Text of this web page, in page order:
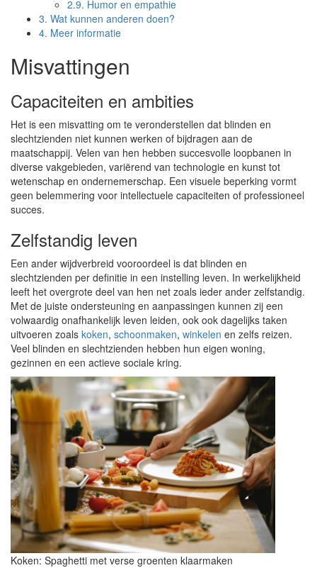
2.9. Humor en empathie
3. Wat kunnen anderen doen?
4. Meer informatie
Misvattingen
Capaciteiten en ambities
Het is een misvatting om te veronderstellen dat blinden en
slechtzienden niet kunnen werken of bijdragen aan de
maatschappij. Velen van hen hebben succesvolle loopbanen in
diverse vakgebieden, variërend van technologie en kunst tot
wetenschap en ondernemerschap. Een visuele beperking vormt
geen belemmering voor intellectuele capaciteiten of professioneel
succes.
Zelfstandig leven
Een ander wijdverbreid vooroordeel is dat blinden en
slechtzienden per definitie in een instelling leven. In werkelijkheid
leeft het overgrote deel van hen net zoals ieder ander zelfstandig.
Met de juiste ondersteuning en aanpassingen kunnen zij een
volwaardig onafhankelijk leven leiden, ook ook dagelijks taken
uitvoeren zoals koken, schoonmaken, winkelen en zelfs reizen.
Veel blinden en slechtzienden hebben hun eigen woning,
gezinnen en een actieve sociale kring.
Koken: Spaghetti met verse groenten klaarmaken